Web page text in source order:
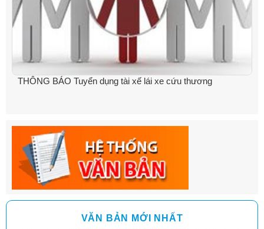
THÔNG BÁO Tuyển dụng tài xế lái xe cứu thương
VĂN BẢN MỚI NHẤT